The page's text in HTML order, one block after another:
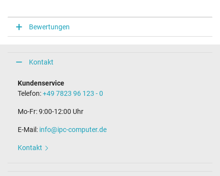
Bewertungen
Kontakt
Kundenservice
Telefon:+49 7823 96 123 - 0
Mo-Fr: 9:00-12:00 Uhr
E-Mail: info@ipc-computer.de
Kontakt